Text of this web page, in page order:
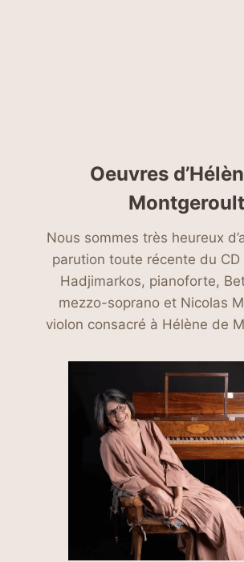
Oeuvres
Montgeroult
Nous sommes très heureux
parution toute récente du CD
Hadjimarkos, pianoforte,
mezzo-soprano et Nicolas
violon consacré à Hélène de